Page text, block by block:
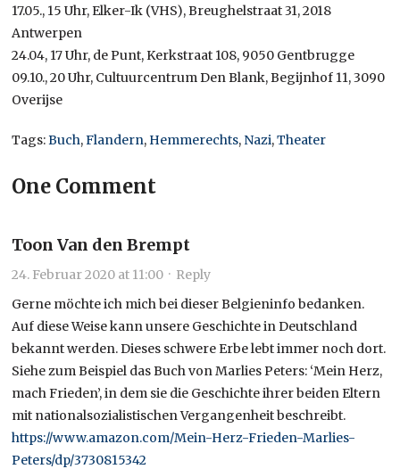
17.05., 15 Uhr, Elker-Ik (VHS), Breughelstraat 31, 2018
Antwerpen
24.04, 17 Uhr, de Punt, Kerkstraat 108, 9050 Gentbrugge
09.10., 20 Uhr, Cultuurcentrum Den Blank, Begijnhof 11, 3090
Overijse
Tags:Buch,Flandern, Hemmerechts, Nazi,Theater
One Comment
Toon Van den Brempt
24. Februar 2020 at 11:00 · Reply
Gerne möchte ich mich bei dieser Belgieninfo bedanken.
Auf diese Weise kann unsere Geschichte in Deutschland
bekannt werden. Dieses schwere Erbe lebt immer noch dort.
Siehe zum Beispiel das Buch von Marlies Peters: ‘Mein Herz,
mach Frieden’, in dem sie die Geschichte ihrer beiden Eltern
mit nationalsozialistischen Vergangenheit beschreibt.
https://www.amazon.com/Mein-Herz-Frieden-Marlies-
Peters/dp/3730815342